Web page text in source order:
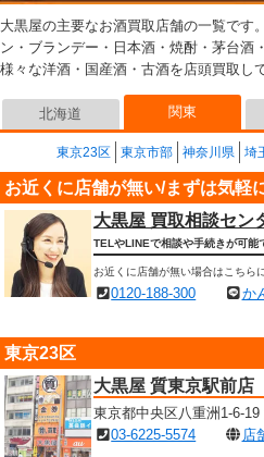
大黒屋の主要なお酒買取店舗の一覧です
ン・ブランデー・日本酒・焼酎・茅台酒
様々な洋酒・国産酒・古酒を店頭買取し
北海道 関東
東京23区 東京市部 神奈川県 埼
お近くに店舗が無い/まずは気軽
大黒屋 買取相談セン
TELやLINEで相談や手続きが可能
お近くに店舗が無い場合はこちら
0120-188-300 か
東京23区
大黒屋 質東京駅前店
東京都中央区八重洲1-6-
03-6225-5574
店